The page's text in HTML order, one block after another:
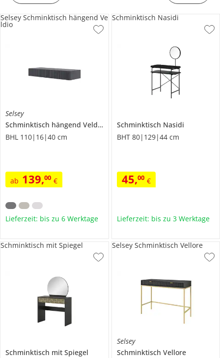
Selsey
Schminktisch hängend Veldio
BHL 110|16|40 cm
ab 139,00 €
Selsey Schminktisch hängend Ve
ldio
Lieferzeit: bis zu 6 Werktage
Schminktisch Nasidi
BHT 80|129|44 cm
45,00 €
Schminktisch Nasidi
Lieferzeit: bis zu 3 Werktage
Schminktisch mit Spiegel
Schminktisch mit Spiegel
Selsey
Schminktisch Vellore
Selsey Schminktisch Vellore